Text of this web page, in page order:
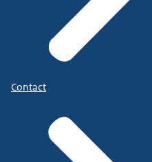
Contact